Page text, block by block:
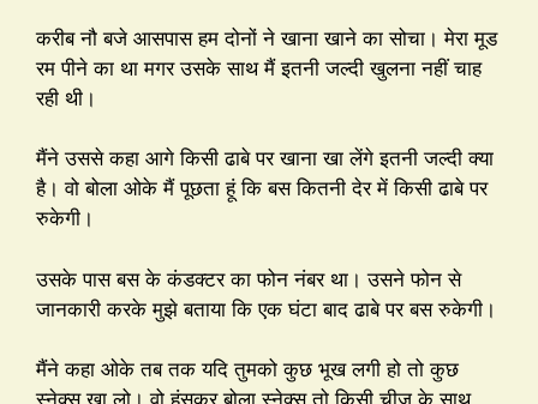
करीब नौ बजे आसपास हम दोनों ने खाना खाने का सोचा। मेरा मूड
रम पीने का था मगर उसके साथ मैं इतनी जल्दी खुलना नहीं चाह
रही थी।
मैंने उससे कहा आगे किसी ढाबे पर खाना खा लेंगे इतनी जल्दी क्या
है। वो बोला ओके मैं पूछता हूं कि बस कितनी देर में किसी ढाबे पर
रुकेगी।
उसके पास बस के कंडक्टर का फोन नंबर था। उसने फोन से
जानकारी करके मुझे बताया कि एक घंटा बाद ढाबे पर बस रुकेगी।
मैंने कहा ओके तब तक यदि तुमको कुछ भूख लगी हो तो कुछ